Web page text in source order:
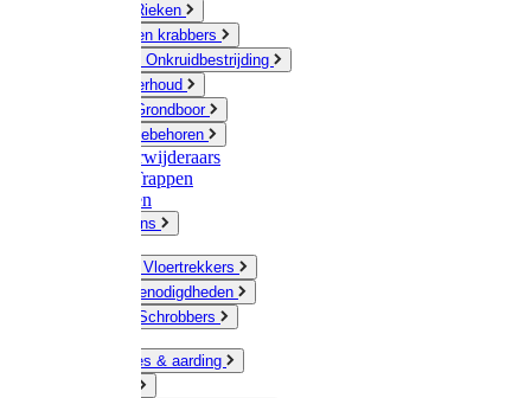
Vorken & Rieken
Cultivator en krabbers
Schoffels / Onkruidbestrijding
Gazononderhoud
Hamers / Grondboor
Sledes / toebehoren
Onkruidverwijderaars
Ladders / Trappen
Werkbanken
Betonmolens
Bezems & Vloertrekkers
Schildersbenodigdheden
Borstels / Schrobbers
Accessoires & aarding